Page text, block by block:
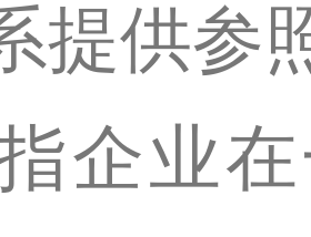
提供参
企业